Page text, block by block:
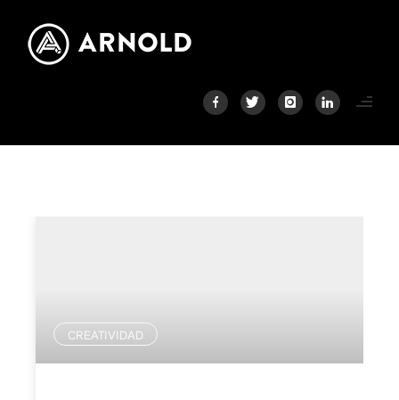
CREATIVIDAD